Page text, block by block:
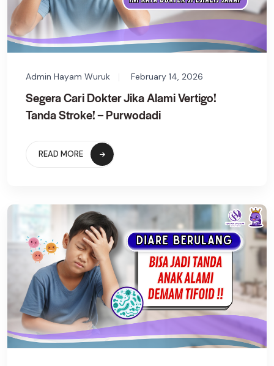
Admin Hayam Wuruk February 14, 2026
Segera Cari Dokter Jika Alami Vertigo!
Tanda Stroke! – Purwodadi
READ MORE